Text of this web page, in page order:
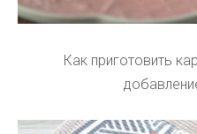
Как приготовить